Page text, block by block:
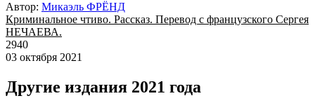
Автор: Микаэль ФРЁНД
Криминальное чтиво. Рассказ. Перевод с французского Сергея
НЕЧАЕВА.
2940
03 октября 2021
Другие издания 2021 года